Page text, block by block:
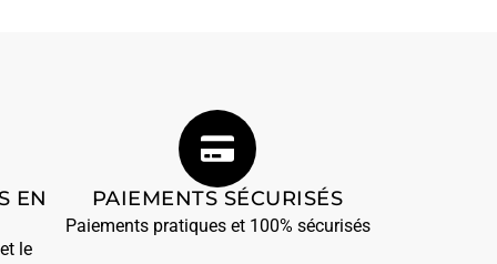
EN
le
PAIEMENTS SÉCURISÉS
Paiements pratiques et 100% sécurisés